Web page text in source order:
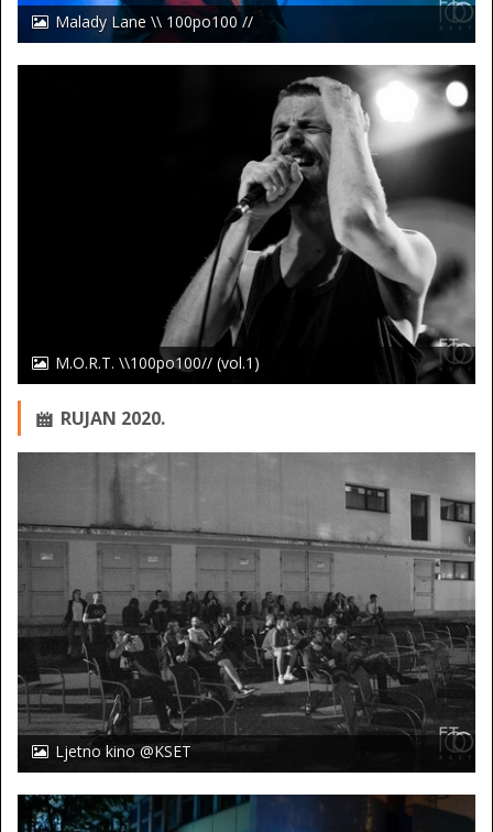
Malady Lane \\ 100po100 //
M.O.R.T. \\100po100// (vol.1)
RUJAN 2020.
Ljetno kino @KSET